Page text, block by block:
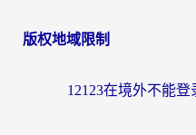
版权地域限制